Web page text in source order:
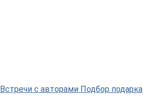
Встречи с авторами Подбор подарка